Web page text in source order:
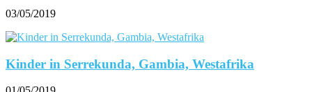
03/05/2019
Kinder in Serrekunda, Gambia, Westafrika